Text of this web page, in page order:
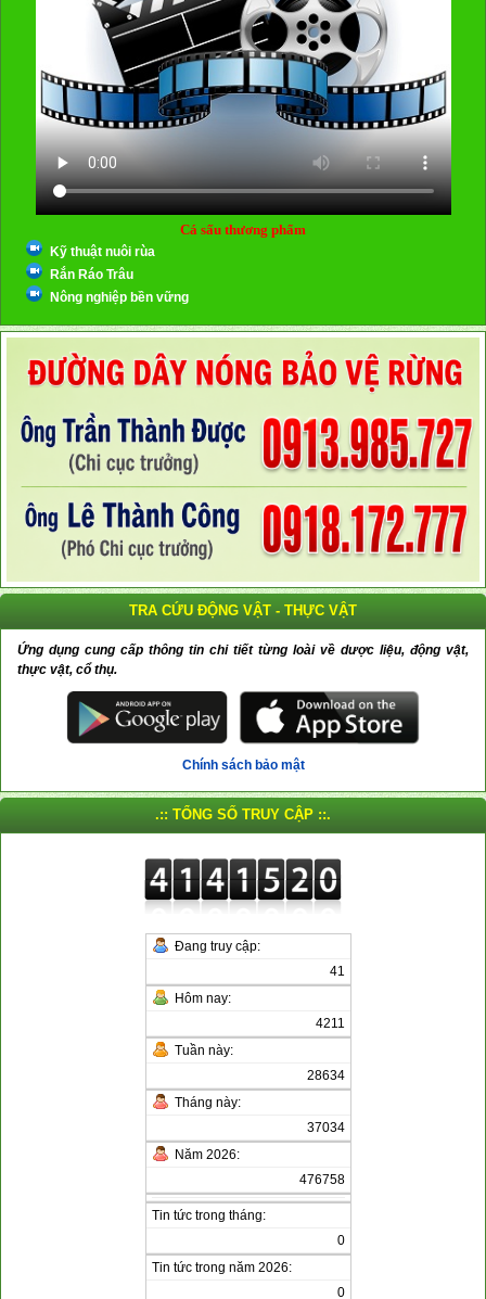
Cá sấu thương phẩm
Kỹ thuật nuôi rùa
Rắn Ráo Trâu
Nông nghiệp bền vững
TRA CỨU ĐỘNG VẬT - THỰC VẬT
Ứng dụng cung cấp thông tin chi tiết từng loài về dược liệu, động vật,
thực vật, cổ thụ.
Chính sách bảo mật
.:: TỔNG SỐ TRUY CẬP ::.
Đang truy cập:
41
Hôm nay:
4211
Tuần này:
28634
Tháng này:
37034
Năm 2026:
476758
Tin tức trong tháng:
0
Tin tức trong năm 2026:
0